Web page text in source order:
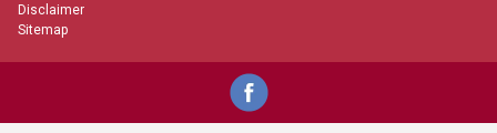
Disclaimer
Sitemap